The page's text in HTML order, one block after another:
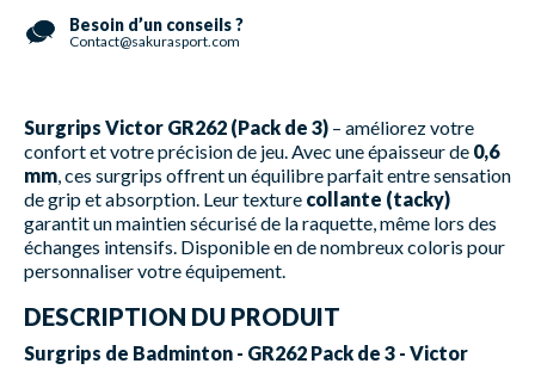
Besoin d’un conseils ?
Contact@sakurasport.com
Surgrips Victor GR262 (Pack de 3) – améliorez votre
confort et votre précision de jeu. Avec une épaisseur de 0,6
mm , ces surgrips offrent un équilibre parfait entre sensation
de grip et absorption. Leur texture collante (tacky)
garantit un maintien sécurisé de la raquette, même lors des
échanges intensifs. Disponible en de nombreux coloris pour
personnaliser votre équipement.
DESCRIPTION DU PRODUIT
Surgrips de Badminton - GR262 Pack de 3 - Victor